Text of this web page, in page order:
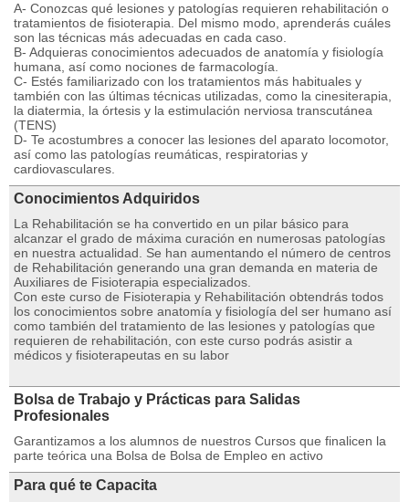
A- Conozcas qué lesiones y patologías requieren rehabilitación o
tratamientos de fisioterapia. Del mismo modo, aprenderás cuáles
son las técnicas más adecuadas en cada caso.
B- Adquieras conocimientos adecuados de anatomía y fisiología
humana, así como nociones de farmacología.
C- Estés familiarizado con los tratamientos más habituales y
también con las últimas técnicas utilizadas, como la cinesiterapia,
la diatermia, la órtesis y la estimulación nerviosa transcutánea
(TENS)
D- Te acostumbres a conocer las lesiones del aparato locomotor,
así como las patologías reumáticas, respiratorias y
cardiovasculares.
Conocimientos Adquiridos
La Rehabilitación se ha convertido en un pilar básico para
alcanzar el grado de máxima curación en numerosas patologías
en nuestra actualidad. Se han aumentando el número de centros
de Rehabilitación generando una gran demanda en materia de
Auxiliares de Fisioterapia especializados.
Con este curso de Fisioterapia y Rehabilitación obtendrás todos
los conocimientos sobre anatomía y fisiología del ser humano así
como también del tratamiento de las lesiones y patologías que
requieren de rehabilitación, con este curso podrás asistir a
médicos y fisioterapeutas en su labor
Bolsa de Trabajo y Prácticas para Salidas
Profesionales
Garantizamos a los alumnos de nuestros Cursos que finalicen la
parte teórica una Bolsa de Bolsa de Empleo en activo
Para qué te Capacita